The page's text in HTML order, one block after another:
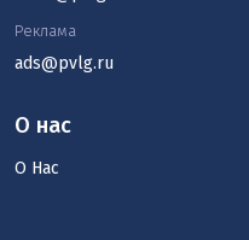
О нас
О Нас
Реклама
ads@pvlg.ru